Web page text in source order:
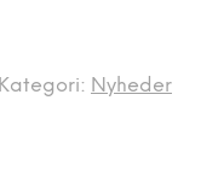
Kategori: Nyheder